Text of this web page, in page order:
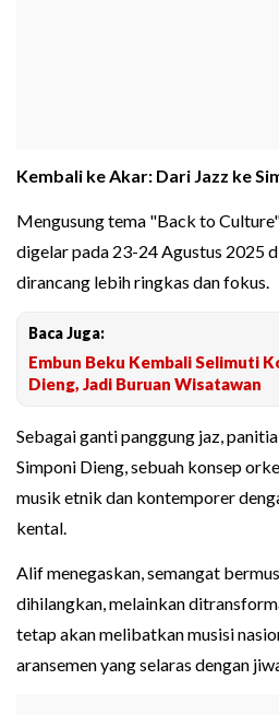
Kembali ke Akar: Dari Jazz ke
Mengusung tema "Back to
digelar pada 23-24 Agustus 2025
dirancang lebih ringkas dan fokus.
Baca Juga:
Embun Beku Kembali Selimuti
Dieng, Jadi Buruan Wisatawan
Sebagai ganti panggung jaz,
Simponi Dieng, sebuah konsep
musik etnik dan kontemporer
kental.
Alif menegaskan, semangat
dihilangkan, melainkan
tetap akan melibatkan musisi
aransemen yang selaras dengan